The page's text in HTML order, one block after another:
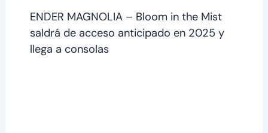
ENDER MAGNOLIA – Bloom in the Mist
saldrá de acceso anticipado en 2025 y
llega a consolas